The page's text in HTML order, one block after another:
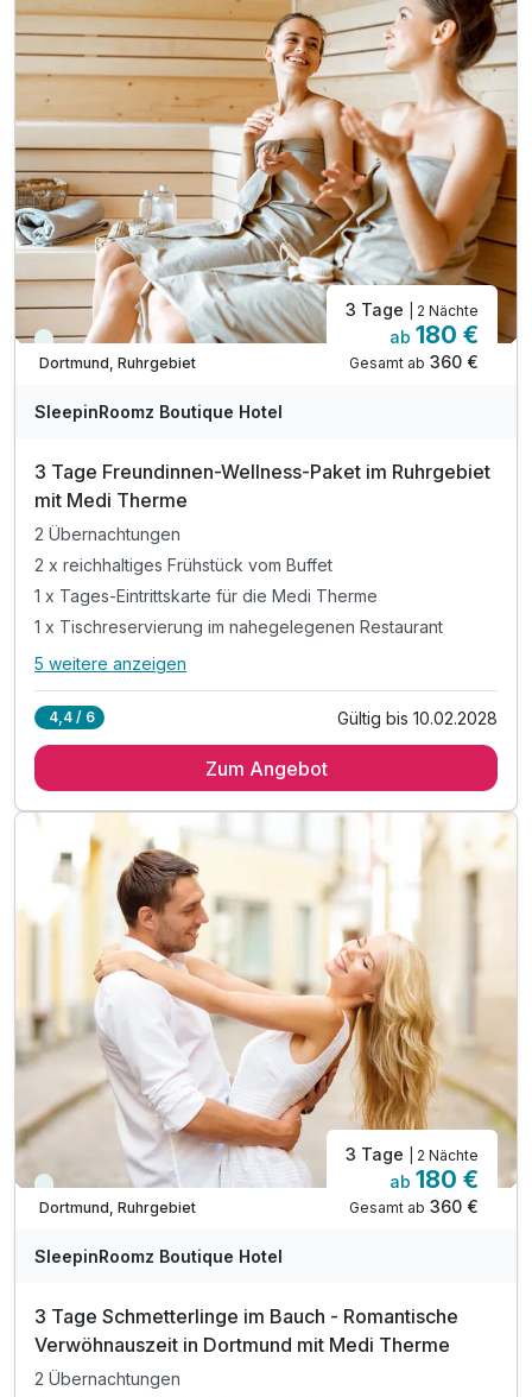
Bitte beachten Sie, das vor Ort keine
Barzahlung möglich ist!
Immer verfügbar
Dortmund, Ruhrgebiet
3 Tage | 2 Nächte
ab 180 €
Gesamt ab 360 €
SleepinRoomz Boutique Hotel
3 Tage Freundinnen-Wellness-Paket im Ruhrgebiet
mit Medi Therme
2 Übernachtungen
2 x reichhaltiges Frühstück vom Buffet
1 x Tages-Eintrittskarte für die Medi Therme
1 x Tischreservierung im nahegelegenen Restaurant
Alle Inklusivleistungen
2 x reichhaltiges Frühstück vom Buffet
1 x Tischreservierung im nahegelegenen Restaurant
1 x Sektflasche als Begrüssungsgetränk
inkl. Parkplatz am Hotel
inkl. WLAN-Nutzung
Bitte beachten Sie, das vor Ort
keine Barzahlung möglich ist!
5 weitere anzeigen
4,4 / 6 Gültig bis 10.02.2028
Zum Angebot
Immer verfügbar
Dortmund, Ruhrgebiet
3 Tage | 2 Nächte
ab 180 €
Gesamt ab 360 €
SleepinRoomz Boutique Hotel
3 Tage Schmetterlinge im Bauch - Romantische
Verwöhnauszeit in Dortmund mit Medi Therme
2 Übernachtungen